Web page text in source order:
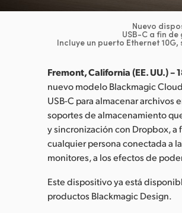
Nuevo
USB-C a fin
Incluye un puerto Ethernet
Fremont, California (EE. UU.) –
nuevo modelo Blackmagic
USB-C para almacenar archivos
soportes de almacenamiento
y sincronización con Dropbox,
cualquier persona conectada a
monitores, a los efectos de
Este dispositivo ya está
productos Blackmagic Design.